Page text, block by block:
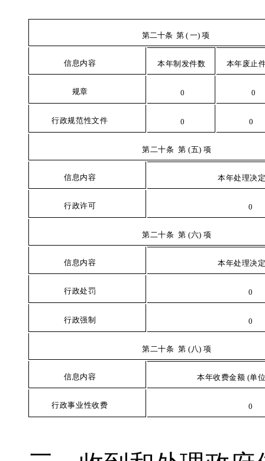
第二十条 第 ( 一) 项
信息内容 本年制发件数 本年废止
规章 0 0
行政规范性文件 0 0
第 二十条 第 (五) 项
信息内容 本年处理决
行政许可 0
第 二十条 第 (六) 项
信息内容 本年处理决
行政处罚 0
行政强制 0
第 二十条 第 (八) 项
信息内容 本年收费金额 (单
行政事业性收费 0